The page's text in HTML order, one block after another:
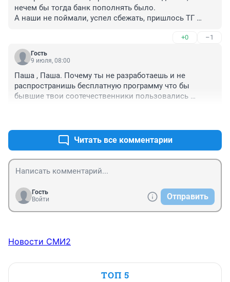
нечем бы тогда банк пополнять было.
А наши не поймали, успел сбежать, пришлось ТГ
Это всё не про закон, просто военная необходимость.
Если бы наши поймали и в тисках зажали что надо,
не было бы никакого макса, а ТГ отключали бы на
+0 –1
Гость
9 июля, 08:00
Паша , Паша. Почему ты не разработаешь и не
распространишь бесплатную программу что бы
бывшие твои соотечественники пользовались
Читать все комментарии
Гость
Войти
Отправить
Новости СМИ2
ТОП 5